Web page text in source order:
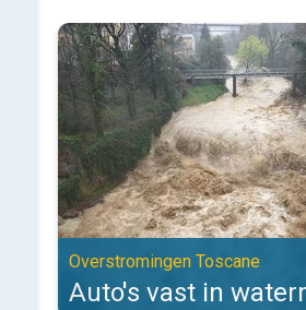
Auto's vast in watermassa's.
Overstromingen Toscane
Auto's vast in